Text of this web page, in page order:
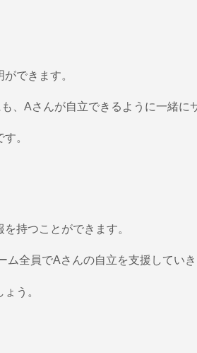
できます。
Aさんが自立できるように一緒に
。
持つことができます。
全員でAさんの自立を支援していき
う。